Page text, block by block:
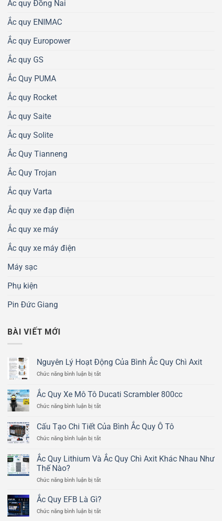
Ắc quy Đồng Nai
Ắc quy ENIMAC
Ắc quy Europower
Ắc quy GS
Ắc Quy PUMA
Ắc quy Rocket
Ắc quy Saite
Ắc quy Solite
Ắc Quy Tianneng
Ắc Quy Trojan
Ắc quy Varta
Ắc quy xe đạp điện
Ắc quy xe máy
Ắc quy xe máy điện
Máy sạc
Phụ kiện
Pin Đức Giang
BÀI VIẾT MỚI
Nguyên Lý Hoạt Động Của Bình Ắc Quy Chì Axit
Chức năng bình luận bị tắt
Lý
Hoạt
Động
Bình
Quy
Axit
Ắc Quy Xe Mô Tô Ducati Scrambler 800cc
Chức năng bình luận bị tắt
Quy
Xe
Mô
Ducati
Scrambler
Cấu Tạo Chi Tiết Của Bình Ắc Quy Ô Tô
Chức năng bình luận bị tắt
Tạo
Chi
Của
Ắc
Ô
Ắc Quy Lithium Và Ắc Quy Chì Axit Khác Nhau Như
Thế Nào?
Chức năng bình luận bị tắt
Quy
Và
Ắc Quy EFB Là Gì?
Chức năng bình luận bị tắt